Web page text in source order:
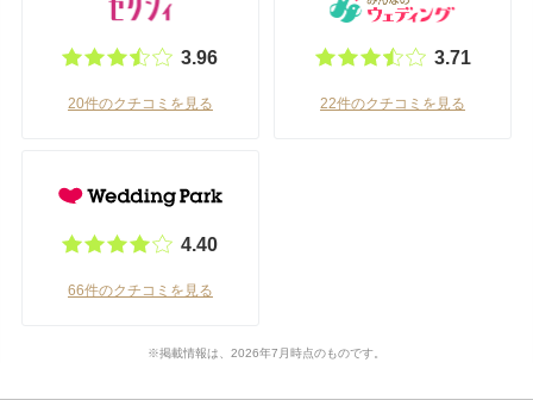
3.96
20件のクチコミを見る
3.71
22件のクチコミを見る
4.40
66件のクチコミを見る
※掲載情報は、2026年7月時点のものです。